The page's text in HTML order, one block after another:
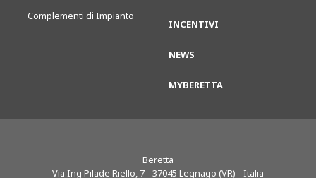
Complementi di Impianto
INCENTIVI
NEWS
MYBERETTA
Beretta
Via Ing Pilade Riello, 7 - 37045 Legnago (VR) - Italia